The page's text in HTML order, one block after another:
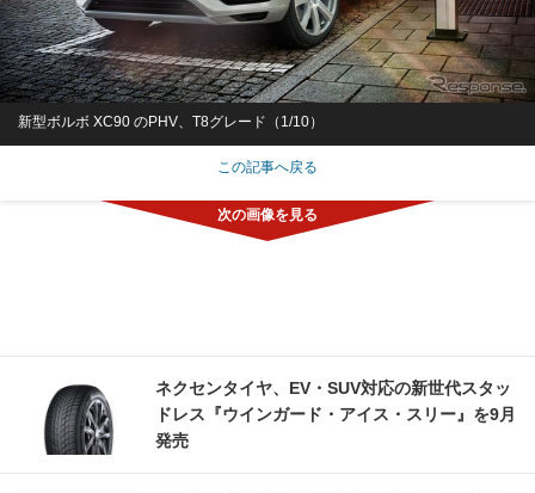
新型ボルボ XC90 のPHV、T8グレード（1/10）
この記事へ戻る
ネクセンタイヤ、EV・SUV対応の新世代スタッ
ドレス『ウインガード・アイス・スリー』を9月
発売